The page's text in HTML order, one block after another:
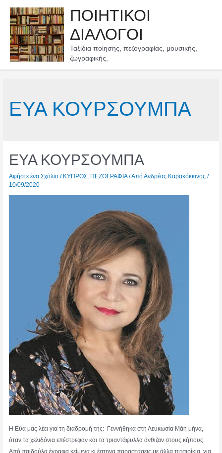
περιεχόμενο
ΠΟΙΗΤΙΚΟΙ
ΔΙΑΛΟΓΟΙ
Ταξίδια ποίησης, πεζογραφίας, μουσικής,
ζωγραφικής.
ΕΥΑ ΚΟΥΡΣΟΥΜΠΑ
ΕΥΑ ΚΟΥΡΣΟΥΜΠΑ
Αφήστε ένα Σχόλιο / ΚΥΠΡΟΣ, ΠΕΖΟΓΡΑΦΙΑ/ ΑπόΑνδρέας Καρακόκκινος /
10/09/2020
Η Εύα μας λέει για τη διαδρομή της: Γεννήθηκα στη Λευκωσία Μάη μήνα,
όταν τα χελιδόνια επέστρεφαν και τα τριαντάφυλλα άνθιζαν στους κήπους.